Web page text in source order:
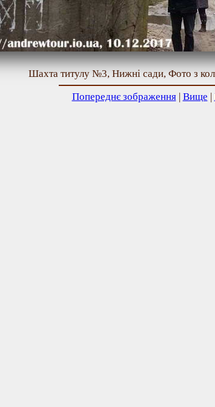
Шахта титулу №3, Нижні сади, Фото з
Попереднє зображення| Вище |